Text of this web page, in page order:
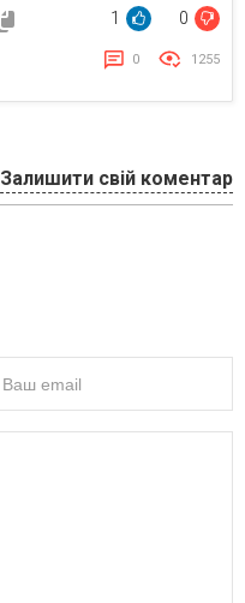
1 0
0 1255
Залишити свій коментар